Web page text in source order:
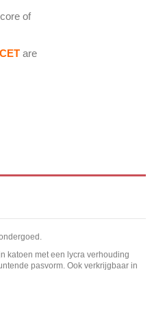
of
are
katoen met een lycra verhouding
pasvorm. Ook verkrijgbaar in